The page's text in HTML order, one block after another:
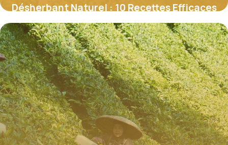
Désherbant Naturel : 10 Recettes Efficaces
29 mai 2026